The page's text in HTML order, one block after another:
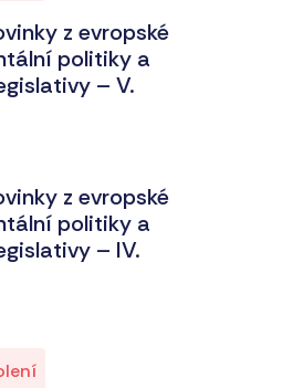
z evropské
politiky a
– V.
z evropské
politiky a
– IV.